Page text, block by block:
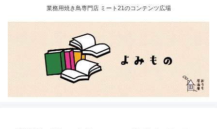
業務用焼き鳥専門店 ミート21のコンテンツ広場